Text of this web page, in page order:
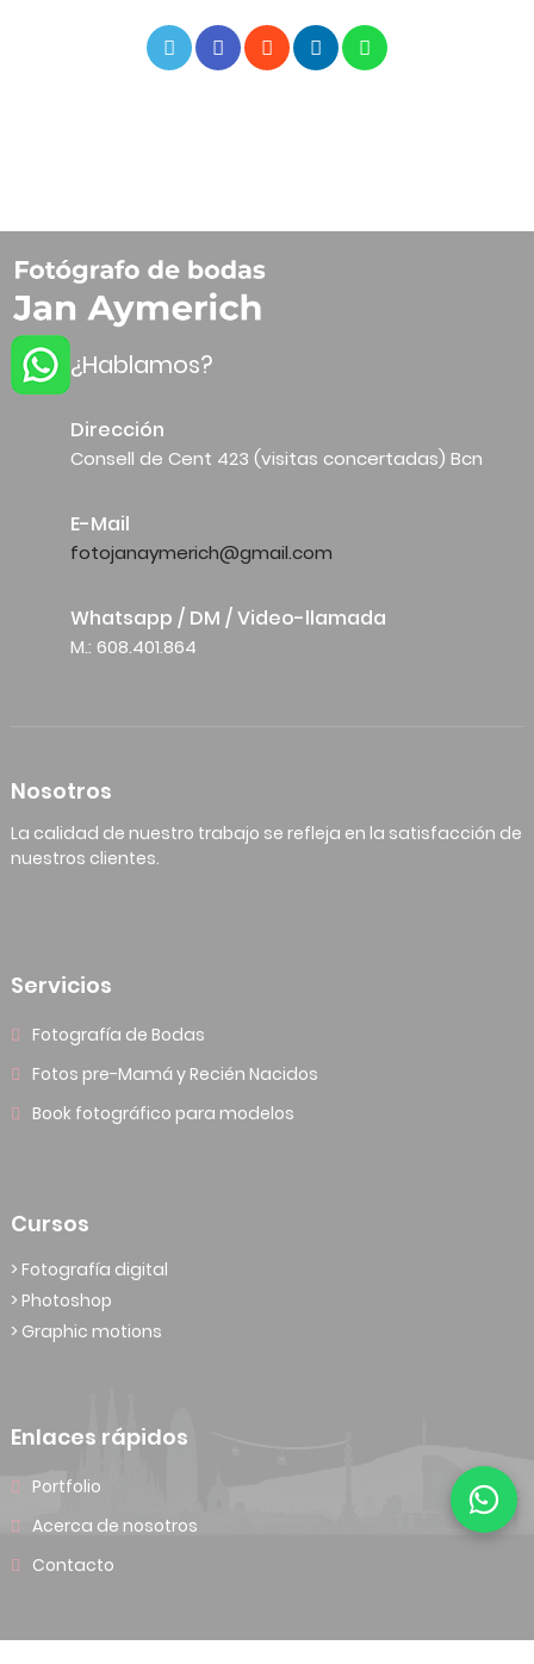
¿Hablamos?
Dirección
Consell de Cent 423 (visitas concertadas) Bcn
E-Mail
fotojanaymerich@gmail.com
Whatsapp / DM / Video-llamada
M.: 608.401.864
Nosotros
La calidad de nuestro trabajo se refleja en la satisfacción de
nuestros clientes.
Servicios
Fotografía de Bodas
Fotos pre-Mamá y Recién Nacidos
Book fotográfico para modelos
Cursos
> Fotografía digital
> Photoshop
> Graphic motions
Enlaces rápidos
Portfolio
Acerca de nosotros
Contacto